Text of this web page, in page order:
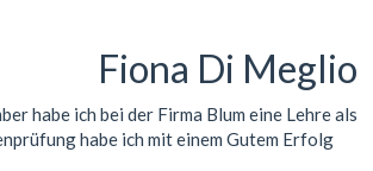
Fiona Di Meglio
habe ich bei der Firma Blum eine Lehre als
habe ich mit einem Gutem Erfolg